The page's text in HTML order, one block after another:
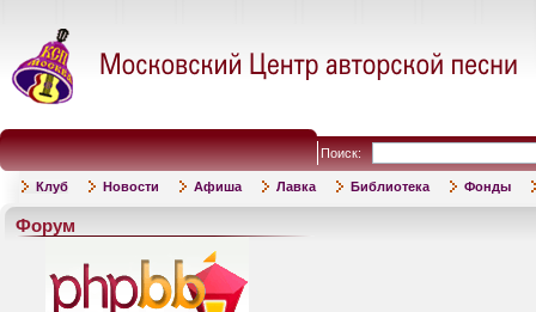
Поиск:
Клуб Новости Афиша Лавка Библиотека Фонды
Форум